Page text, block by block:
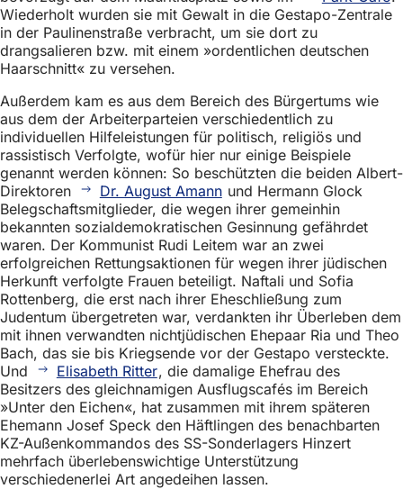
Wiederholt wurden sie mit Gewalt in die Gestapo-Zentrale
in der Paulinenstraße verbracht, um sie dort zu
drangsalieren bzw. mit einem »ordentlichen deutschen
Haarschnitt« zu versehen.
Außerdem kam es aus dem Bereich des Bürgertums wie
aus dem der Arbeiterparteien verschiedentlich zu
individuellen Hilfeleistungen für politisch, religiös und
rassistisch Verfolgte, wofür hier nur einige Beispiele
genannt werden können: So beschützten die beiden Albert-
Direktoren
Dr. August Amann und Hermann Glock
Belegschaftsmitglieder, die wegen ihrer gemeinhin
bekannten sozialdemokratischen Gesinnung gefährdet
waren. Der Kommunist Rudi Leitem war an zwei
erfolgreichen Rettungsaktionen für wegen ihrer jüdischen
Herkunft verfolgte Frauen beteiligt. Naftali und Sofia
Rottenberg, die erst nach ihrer Eheschließung zum
Judentum übergetreten war, verdankten ihr Überleben dem
mit ihnen verwandten nichtjüdischen Ehepaar Ria und Theo
Bach, das sie bis Kriegsende vor der Gestapo versteckte.
Und
Elisabeth Ritter, die damalige Ehefrau des
Besitzers des gleichnamigen Ausflugscafés im Bereich
»Unter den Eichen«, hat zusammen mit ihrem späteren
Ehemann Josef Speck den Häftlingen des benachbarten
KZ-Außenkommandos des SS-Sonderlagers Hinzert
mehrfach überlebenswichtige Unterstützung
verschiedenerlei Art angedeihen lassen.